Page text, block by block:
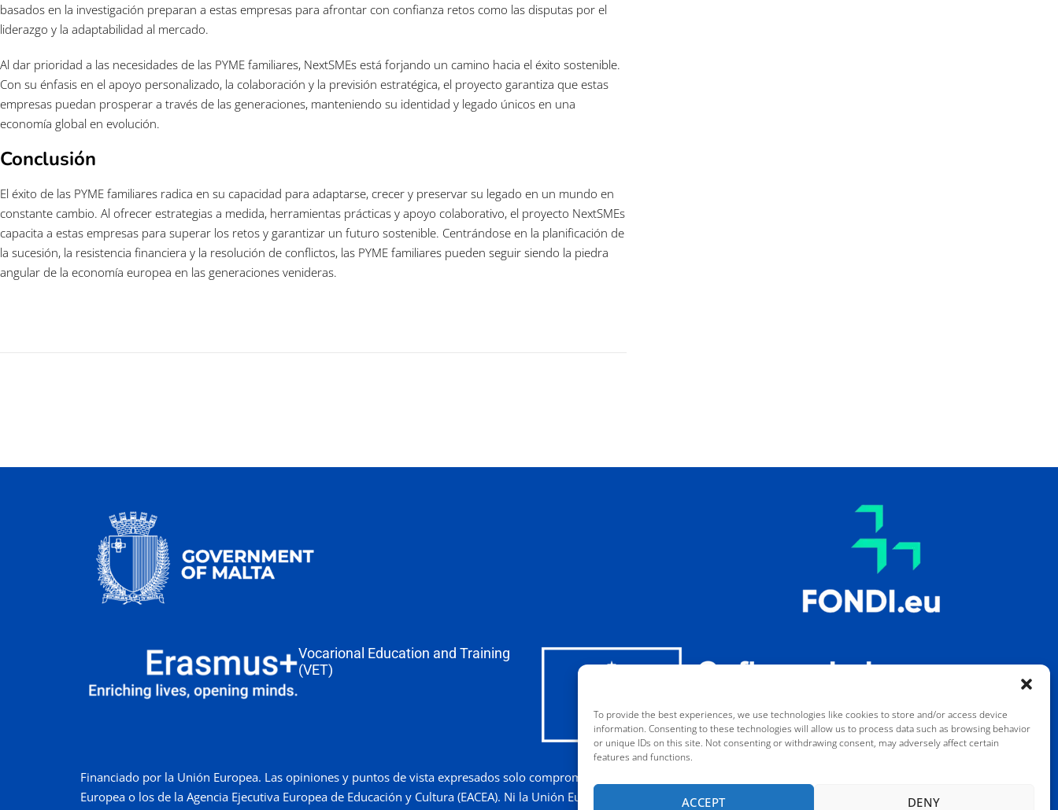
To provide the best experiences, we use technologies like cookies to store and/or access device
information. Consenting to these technologies will allow us to process data such as browsing behavior
or unique IDs on this site. Not consenting or withdrawing consent, may adversely affect certain
features and functions.
ACCEPT DENY
basados en la investigación preparan a estas empresas para afrontar con confianza retos como las disputas por el
liderazgo y la adaptabilidad al mercado.
Al dar prioridad a las necesidades de las PYME familiares, NextSMEs está forjando un camino hacia el éxito sostenible.
Con su énfasis en el apoyo personalizado, la colaboración y la previsión estratégica, el proyecto garantiza que estas
empresas puedan prosperar a través de las generaciones, manteniendo su identidad y legado únicos en una
economía global en evolución.
Conclusión
El éxito de las PYME familiares radica en su capacidad para adaptarse, crecer y preservar su legado en un mundo en
constante cambio. Al ofrecer estrategias a medida, herramientas prácticas y apoyo colaborativo, el proyecto NextSMEs
capacita a estas empresas para superar los retos y garantizar un futuro sostenible. Centrándose en la planificación de
la sucesión, la resistencia financiera y la resolución de conflictos, las PYME familiares pueden seguir siendo la piedra
angular de la economía europea en las generaciones venideras.
Vocarional Education and Training
(VET)
Financiado por la Unión Europea. Las opiniones y puntos de vista expresados solo comprometen a su(s) autor(es) y no reflejan necesariamente los de la Unión
Europea o los de la Agencia Ejecutiva Europea de Educación y Cultura (EACEA). Ni la Unión Europea ni la EACEA pueden ser considerados responsables de ellos.